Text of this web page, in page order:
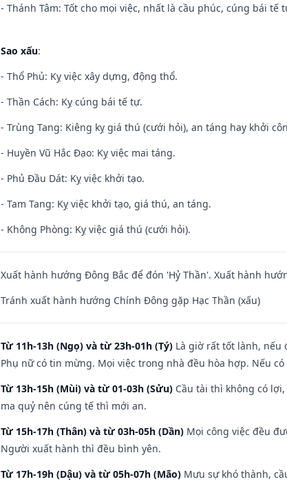
- Thánh Tâm: Tốt cho mọi việc, nhất là cầu phúc, cúng bái tế
Sao xấu:
- Thổ Phủ: Kỵ việc xây dựng, động thổ.
- Thần Cách: Kỵ cúng bái tế tự.
- Trùng Tang: Kiêng kỵ giá thú (cưới hỏi), an táng hay khởi
- Huyền Vũ Hắc Đạo: Kỵ việc mai táng.
- Phủ Đầu Dát: Kỵ việc khởi tạo.
- Tam Tang: Kỵ việc khởi tạo, giá thú, an táng.
- Không Phòng: Kỵ việc giá thú (cưới hỏi).
Xuất hành hướng Đông Bắc để đón 'Hỷ Thần'. Xuất hành
Tránh xuất hành hướng Chính Đông gặp Hạc Thần (xấu)
Từ 11h-13h (Ngọ) và từ 23h-01h (Tý) Là giờ rất tốt lành, nếu
Phụ nữ có tin mừng. Mọi việc trong nhà đều hòa hợp. Nếu
Từ 13h-15h (Mùi) và từ 01-03h (Sửu) Cầu tài thì không có
ma quỷ nên cúng tế thì mới an.
Từ 15h-17h (Thân) và từ 03h-05h (Dần) Mọi công việc đều
Người xuất hành thì đều bình yên.
Từ 17h-19h (Dậu) và từ 05h-07h (Mão) Mưu sự khó thành,